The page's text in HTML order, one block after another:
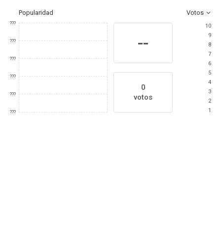
Popularidad Votos
???
???
???
???
???
???
--
0
votos
10
9
8
7
6
5
4
3
2
1